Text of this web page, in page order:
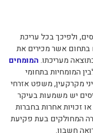
ולפיכך בכל עריכת
בתחום אשר מכירים את
מעריכתו. המומחים
המומחיות בתחומי
מקרקעין, משפט אזרחי
יש משמעות בעיקר
זכויות אחרות בחברות
המחולקים בעת פקיעת
חשבון.